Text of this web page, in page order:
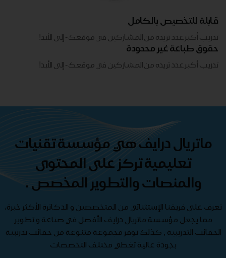
قابلة للتخصيص بالكامل
تدريب أكبر عدد تريده من المشاركين في موقعك - ​​إلى الأبد!
حقوق طباعة غير محدودة
تدريب أكبر عدد تريده من المشاركين في موقعك - ​​إلى الأبد!
ماتريال درايف هي مؤسسة تقنيات
تعليمية تركز على المحتوى
والمنصات والتطوير المخصص .
تعرف على فريقنا الإستثنائي من المتخصصين و الدكاترة الأكثر خبرة،
مما يجعل مؤسسة ماتريال درايف الأفضل في صناعة و تطوير
الحقائب التدريبية , كذلك نوفر مجموعة متنوعة من حقائب تدريبية
بجودة عالية تغطي مختلف التخصصات